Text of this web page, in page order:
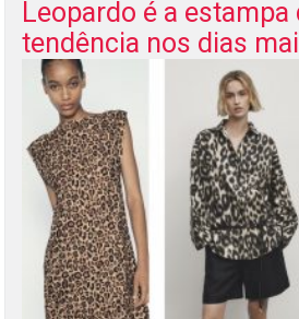
Leopardo é a
tendência nos dias